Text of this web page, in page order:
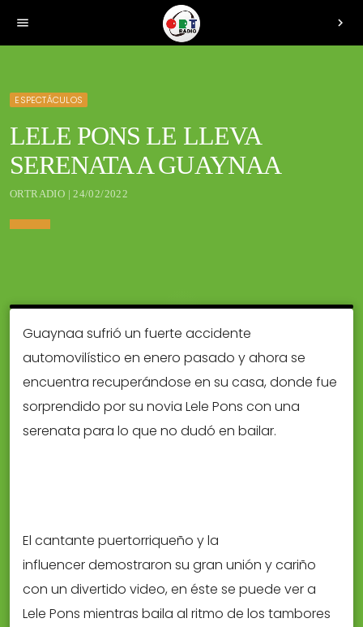
menu chevron_right
ESPECTÁCULOS
LELE PONS LE LLEVA
SERENATA A GUAYNAA
ORTRADIO | 24/02/2022
Guaynaa sufrió un fuerte accidente
automovilístico en enero pasado y ahora se
encuentra recuperándose en su casa, donde fue
sorprendido por su novia Lele Pons con una
serenata para lo que no dudó en bailar.
El cantante puertorriqueño y la
influencer demostraron su gran unión y cariño
con un divertido video, en éste se puede ver a
Lele Pons mientras baila al ritmo de los tambores